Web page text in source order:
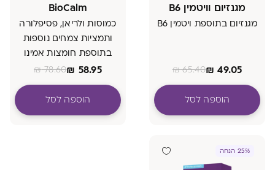
מגנזיום וויטמין B6
מגנזיום בתוספת ויטמין B6
₪ 49.05
₪65.40
הוספה לסל
BioCalm
כמוסות ולריאן, פסיפלורה
ותמציות צמחים נוספות
בתוספת חומצות אמינו
וויטמיני B
₪ 58.95
₪78.60
הוספה לסל
25% הנחה